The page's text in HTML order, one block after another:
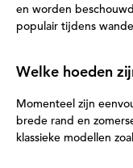
en worden
populair tijdens
Welke hoeden
Momenteel zijn
brede rand en
klassieke modellen